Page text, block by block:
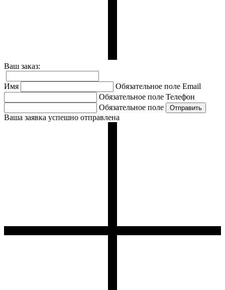
Ваш заказ:
Имя Обязательное поле Email
Обязательное поле Телефон
Обязательное поле
Ваша заявка успешно отправлена